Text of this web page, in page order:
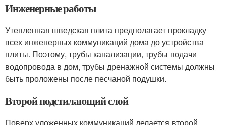
Инженерные работы
Утепленная шведская плита предполагает прокладку
всех инженерных коммуникаций дома до устройства
плиты. Поэтому, трубы канализации, трубы подачи
водопровода в дом, трубы дренажной системы должны
быть проложены после песчаной подушки.
Второй подстилающий слой